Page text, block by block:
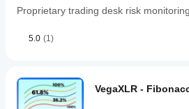
Proprietary trading desk risk
5.0 (1)
VegaXLR -